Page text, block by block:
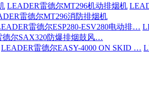
LEADER雷德尔MT296机动排烟机
雷德尔MT296消防排烟机
雷德尔ESP280-ESV280电动排…
德尔SAX320防爆排烟鼓风…
LEADER雷德尔EASY-4000 ON SKID …